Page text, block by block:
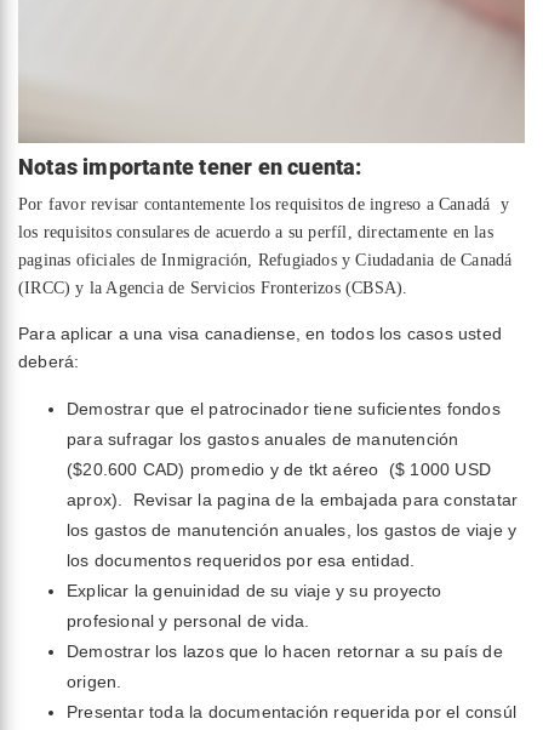
Notas importante tener en cuenta:
Por favor revisar contantemente los requisitos de ingreso a Canadá y
los requisitos consulares de acuerdo a su perfíl, directamente en las
paginas oficiales de Inmigración, Refugiados y Ciudadania de Canadá
(IRCC) y la Agencia de Servicios Fronterizos (CBSA).
Para aplicar a una visa canadiense, en todos los casos usted
deberá:
Demostrar que el patrocinador tiene suficientes fondos
para sufragar los gastos anuales de manutención
($20.600 CAD) promedio y de tkt aéreo ($ 1000 USD
aprox). Revisar la pagina de la embajada para constatar
los gastos de manutención anuales, los gastos de viaje y
los documentos requeridos por esa entidad.
Explicar la genuinidad de su viaje y su proyecto
profesional y personal de vida.
Demostrar los lazos que lo hacen retornar a su país de
origen.
Presentar toda la documentación requerida por el consúl